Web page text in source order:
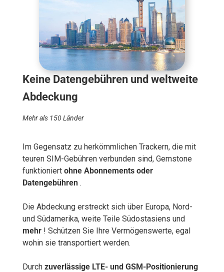
Keine Datengebühren und weltweite
Abdeckung
Mehr als 150 Länder
Im Gegensatz zu herkömmlichen Trackern, die mit
teuren SIM-Gebühren verbunden sind, Gemstone
funktioniert ohne Abonnements oder
Datengebühren .
Die Abdeckung erstreckt sich über Europa, Nord-
und Südamerika, weite Teile Südostasiens und
mehr ! Schützen Sie Ihre Vermögenswerte, egal
wohin sie transportiert werden.
Durch zuverlässige LTE- und GSM-Positionierung